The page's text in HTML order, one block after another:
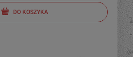
DO KOSZYKA